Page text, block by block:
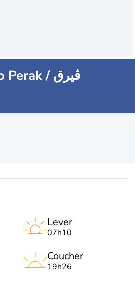
Météo Perak / ڨيرق
Lever
07h10
Coucher
19h26